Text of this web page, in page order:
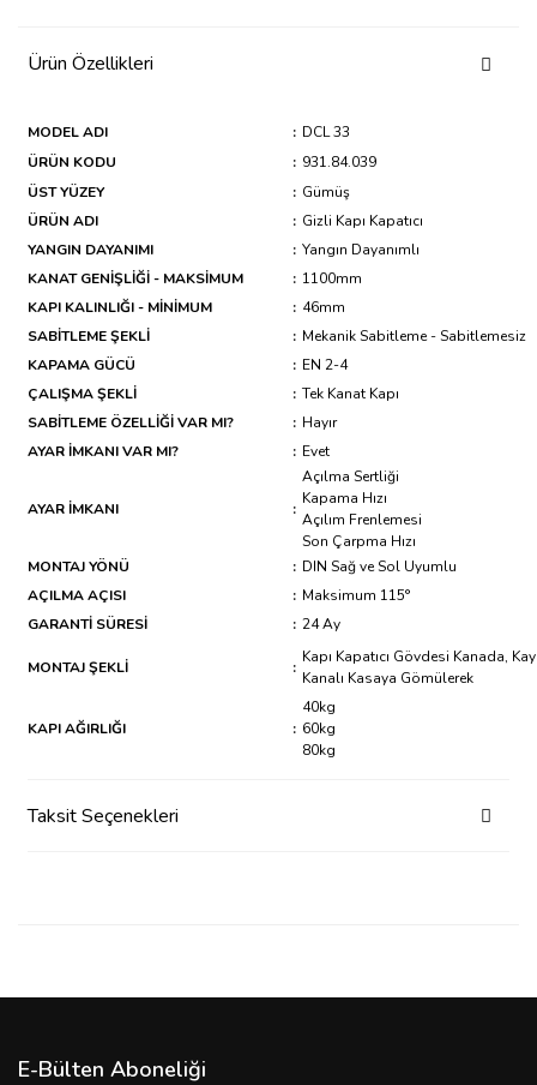
Ürün Özellikleri
MODEL ADI : DCL 33
ÜRÜN KODU
: 931.84.039
ÜST YÜZEY
: Gümüş
ÜRÜN ADI
: Gizli Kapı Kapatıcı
YANGIN DAYANIMI
: Yangın Dayanımlı
KANAT GENİŞLİĞİ - MAKSİMUM
: 1100mm
KAPI KALINLIĞI - MİNİMUM
: 46mm
SABİTLEME ŞEKLİ
: Mekanik Sabitleme - Sabitlemesiz
KAPAMA GÜCÜ
: EN 2-4
ÇALIŞMA ŞEKLİ
: Tek Kanat Kapı
SABİTLEME ÖZELLİĞİ VAR MI?
: Hayır
AYAR İMKANI VAR MI?
: Evet
AYAR İMKANI :
Açılma Sertliği
Kapama Hızı
Açılım Frenlemesi
Son Çarpma Hızı
MONTAJ YÖNÜ
: DIN Sağ ve Sol Uyumlu
AÇILMA AÇISI
: Maksimum 115°
GARANTİ SÜRESİ
: 24 Ay
MONTAJ ŞEKLİ :
Kapı Kapatıcı Gövdesi Kanada,
Kanalı Kasaya Gömülerek
KAPI AĞIRLIĞI :
40kg
60kg
80kg
Taksit Seçenekleri
E-Bülten Aboneliği